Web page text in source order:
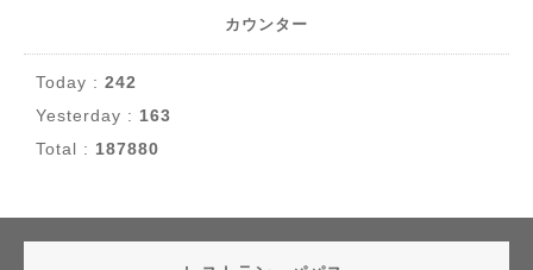
カウンター
Today : 242
Yesterday : 163
Total : 187880